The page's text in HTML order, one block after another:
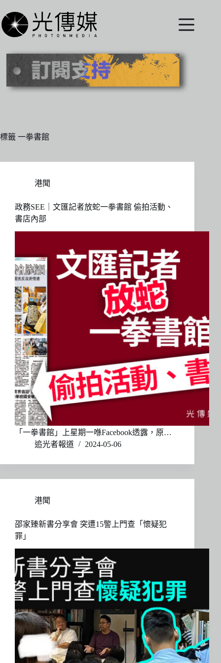
至
主
內
標籤 一拳書館
港聞
政務SEE｜文匯記者放蛇一拳書館 偷拍活動、
書店內部
「一拳書館」上星期一喺Facebook透露，原…
追光者報道
2024-05-06
港聞
邵家臻新書分享會 突遭15警上門查「懷疑犯
罪」